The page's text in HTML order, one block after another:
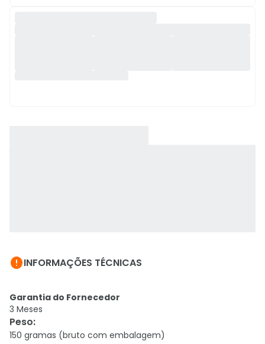
INFORMAÇÕES TÉCNICAS
Garantia do Fornecedor
3 Meses
Peso:
150 gramas (bruto com embalagem)